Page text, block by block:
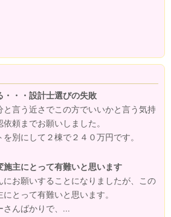
・・設計士選びの失敗
と言う近さでこの方でいいかと言う気持
頼までお願いしました。
別にして２棟で２４０万円です。
施主にとって有難いと思います
お願いすることになりましたが、この
とって有難いと思います。
さんばかりで、...